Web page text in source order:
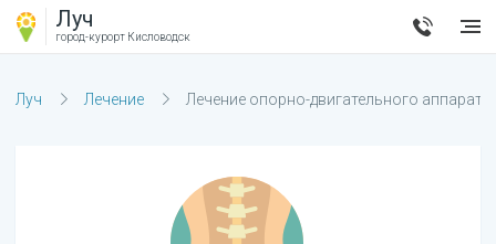
Луч
город-курорт Кисловодск
Луч Лечение Лечение опорно-двигательного аппарата